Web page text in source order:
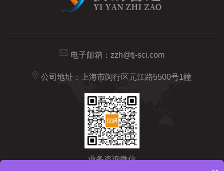
电子邮箱： zzh@tj-sci.com
公司地址：上海市闵行区元江路5500号1幢
业务咨询微信